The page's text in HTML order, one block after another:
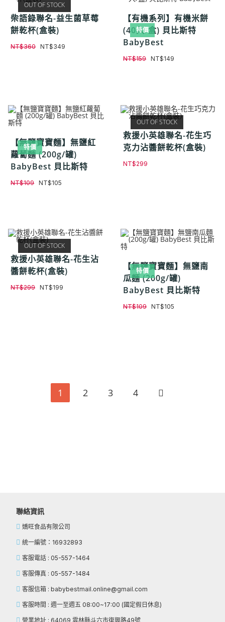
OUT OF STOCK
柴語錄聯名-益生菌草莓
餅乾杯(盒裝)
NT$360 NT$349
特價
【有機系列】有機米餅
(40入/盒) 貝比斯特
BabyBest
NT$159 NT$149
特價
【無鹽寶寶麵】無鹽紅
蘿蔔麵 (200g/罐)
BabyBest 貝比斯特
NT$109 NT$105
OUT OF STOCK
救援小英雄聯名-花生巧
克力沾醬餅乾杯(盒裝)
NT$299
OUT OF STOCK
救援小英雄聯名-花生沾
醬餅乾杯(盒裝)
NT$299 NT$199
特價
【無鹽寶寶麵】無鹽南
瓜麵 (200g/罐)
BabyBest 貝比斯特
NT$109 NT$105
1 2 3 4
聯絡資訊
嬌旺食品有限公司
統一編號：16932893
客服電話 : 05-557-1464
客服傳真 : 05-557-1484
客服信箱 : babybestmail.online@gmail.com
客服時間 : 週一至週五 08:00~17:00 (國定假日休息)
營業地址 : 64069 雲林縣斗六市復興路49號